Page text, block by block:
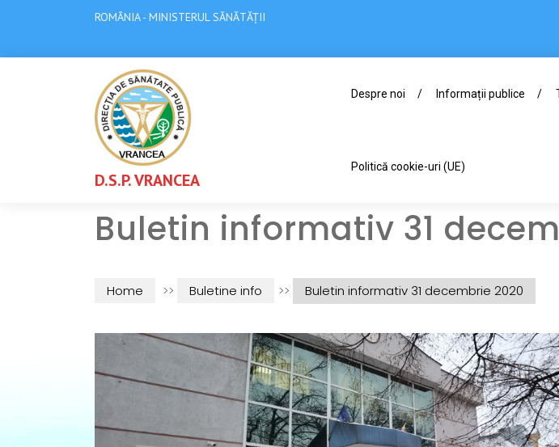
ROMÂNIA - MINISTERUL SĂNĂTĂȚII
D.S.P. VRANCEA
Despre noi Informații publice
Politică cookie-uri (UE)
Buletin informativ 31
Home >> Buletine info >> Buletin informativ 31 decembrie 2020